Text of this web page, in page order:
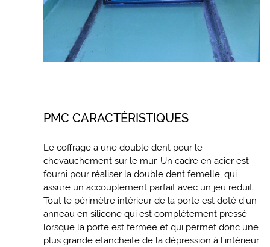
PMC CARACTÉRISTIQUES
Le coffrage a une double dent pour le
chevauchement sur le mur. Un cadre en acier est
fourni pour réaliser la double dent femelle, qui
assure un accouplement parfait avec un jeu réduit.
Tout le périmètre intérieur de la porte est doté d’un
anneau en silicone qui est complètement pressé
lorsque la porte est fermée et qui permet donc une
plus grande étanchéité de la dépression à l’intérieur